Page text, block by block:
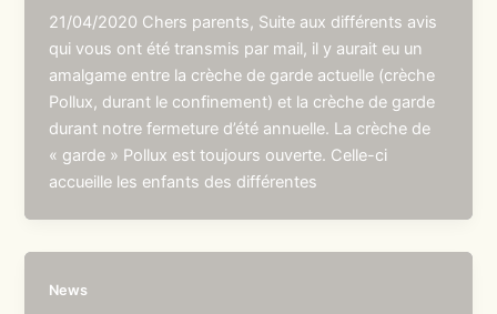
21/04/2020 Chers parents, Suite aux différents avis
qui vous ont été transmis par mail, il y aurait eu un
amalgame entre la crèche de garde actuelle (crèche
Pollux, durant le confinement) et la crèche de garde
durant notre fermeture d’été annuelle. La crèche de
« garde » Pollux est toujours ouverte. Celle-ci
accueille les enfants des différentes
News